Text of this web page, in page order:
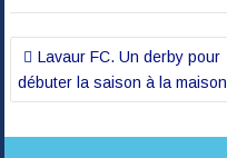
Navigation
de
l’article
Lavaur FC. Un derby pour
débuter la saison à la maison